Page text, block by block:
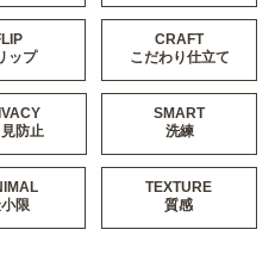
ップ
CRAFT
こだわり仕立て
防止
SMART
洗練
限
TEXTURE
質感